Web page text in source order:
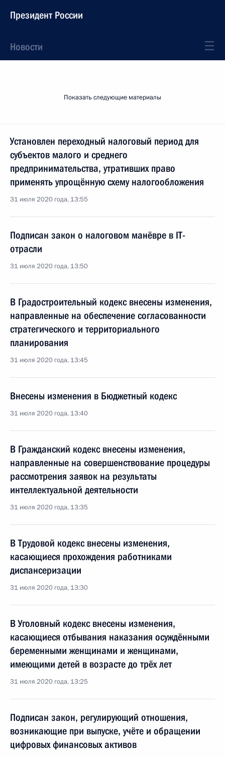
Президент России
Новости
Показать следующие материалы
Установлен переходный налоговый период для
субъектов малого и среднего
предпринимательства, утративших право
применять упрощённую схему налогообложения
31 июля 2020 года, 13:55
Подписан закон о налоговом манёвре в IT-
отрасли
31 июля 2020 года, 13:50
В Градостроительный кодекс внесены изменения,
направленные на обеспечение согласованности
стратегического и территориального
планирования
31 июля 2020 года, 13:45
Внесены изменения в Бюджетный кодекс
31 июля 2020 года, 13:40
В Гражданский кодекс внесены изменения,
направленные на совершенствование процедуры
рассмотрения заявок на результаты
интеллектуальной деятельности
31 июля 2020 года, 13:35
В Трудовой кодекс внесены изменения,
касающиеся прохождения работниками
диспансеризации
31 июля 2020 года, 13:30
В Уголовный кодекс внесены изменения,
касающиеся отбывания наказания осуждёнными
беременными женщинами и женщинами,
имеющими детей в возрасте до трёх лет
31 июля 2020 года, 13:25
Подписан закон, регулирующий отношения,
возникающие при выпуске, учёте и обращении
цифровых финансовых активов